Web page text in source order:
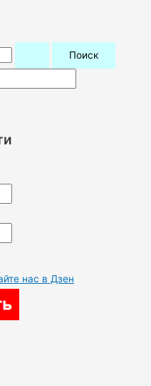
нас в Дзен